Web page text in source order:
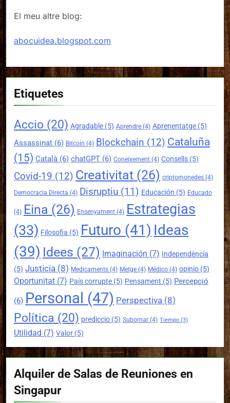
El meu altre blog:
abocuidea.blogspot.com
Etiquetes
Accio (20) Agradable (5) Aprendre (4) Aprenentatge (5)
Assassinat (6) Bitcoin (4) Blockchain (12) Cataluña
(15) Català (6) chatGPT (6) Coneixement (4) Consells (5)
Covid-19 (12) Creativitat (26) criptomonedes (4)
Democracia Directa (4) Disruptiu (11) Educación (5) Educado
(4) Eina (26) Ensenyament (4) Estrategias
(33) Filosofia (5) Futuro (41) Ideas
(39) Idees (27) Imaginación (7) Independència
(5) Justicia (8) Medicaments (4) Metge (4) Médico (4) opinio (5)
Oportunitat (7) País corrupte (5) Pensament (5) Percepció
(6) Personal (47) Perspectiva (8)
Política (20) prediccio (5) Subornar (4) Tiempo (3)
Utilidad (7) Valor (5)
Alquiler de Salas de Reuniones en
Singapur